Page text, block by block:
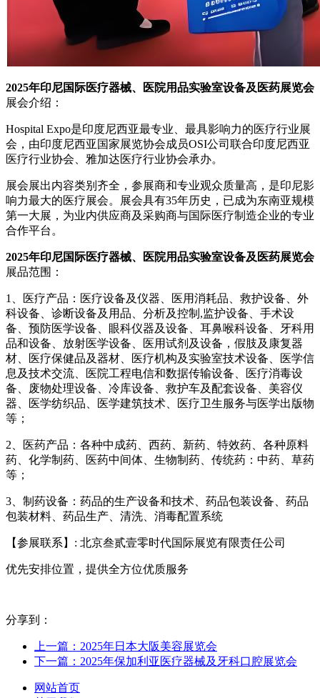
2025年印尼国际医疗器械、医院用品实验室设备及医药展览会
展会介绍：
Hospital Expo是印度尼西亚最专业、最具影响力的医疗行业展
会，由印度尼西亚国家展览协会成员OSI公司联合印度尼西亚
医疗行业协会、雅加达医疗行业协会承办。
展会展出内容类别齐全，参展商和专业观众质量高，是印尼影
响力最大的医疗展会。展会具有35年历史，已成为东南亚规模
第一大展，为业内供应商及采购商与国际医疗制造企业的专业
合作平台。
2025年印尼国际医疗器械、医院用品实验室设备及医药展览会
展品范围：
1、医疗产品：医疗设备及仪器、医用消耗品、救护设备、外
科设备、诊断设备及用品、分析及控制,监护设备、手术设
备、预防医学设备、眼科仪器及设备、耳鼻喉科设备、牙科用
品和设备、放射医学设备、医用试剂及设备，假肢及康复器
材、医疗保健品及器材、医疗机构及实验室技术设备、医学信
息及技术交流、医院工程电信和数据传输设备、医疗消毒设
备、废物处理设备、冷库设备、救护车及配套设备、美容仪
器、医学纺织品、医学建筑技术、医疗卫生服务与医学出版物
等；
2、医药产品：各种中成药、西药、新药、特效药、各种原料
药、化学制药、医药中间体、生物制药、传统药：中药、草药
等；
3、制药设备：药品的生产设备和技术、药品包装设备、药品
包装材料、药品生产、清洗、消毒配置系统
【参展联系】: 北京叁贰壹零时代国际展览有限责任公司
优先安排位置，提供全方位优质服务
分享到：
上一篇：2025年日本大阪美容展览会
下一篇：2025年保加利亚医疗器械及牙科口腔展览会
网站首页